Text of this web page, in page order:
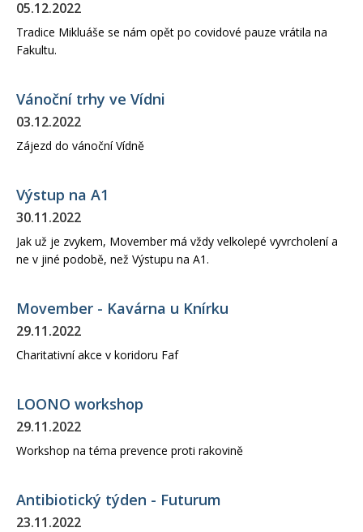
05.12.2022
Tradice Mikluáše se nám opět po covidové pauze vrátila na
Fakultu.
Vánoční trhy ve Vídni
03.12.2022
Zájezd do vánoční Vídně
Výstup na A1
30.11.2022
Jak už je zvykem, Movember má vždy velkolepé vyvrcholení a
ne v jiné podobě, než Výstupu na A1.
Movember - Kavárna u Knírku
29.11.2022
Charitativní akce v koridoru Faf
LOONO workshop
29.11.2022
Workshop na téma prevence proti rakovině
Antibiotický týden - Futurum
23.11.2022